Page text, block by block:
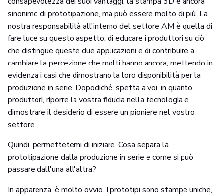
sinonimo di prototipazione, ma può essere molto di più. La
nostra responsabilità all'interno del settore AM è quella di
fare luce su questo aspetto, di educare i produttori su ciò
che distingue queste due applicazioni e di contribuire a
cambiare la percezione che molti hanno ancora, mettendo in
evidenza i casi che dimostrano la loro disponibilità per la
produzione in serie. Dopodiché, spetta a voi, in quanto
produttori, riporre la vostra fiducia nella tecnologia e
dimostrare il desiderio di essere un pioniere nel vostro
settore.
Quindi, permettetemi di iniziare. Cosa separa la
prototipazione dalla produzione in serie e come si può
passare dall'una all'altra?
In apparenza, è molto ovvio. I prototipi sono stampe uniche,